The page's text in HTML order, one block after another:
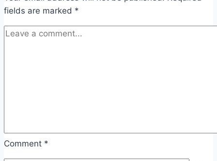
fields are marked *
Comment *